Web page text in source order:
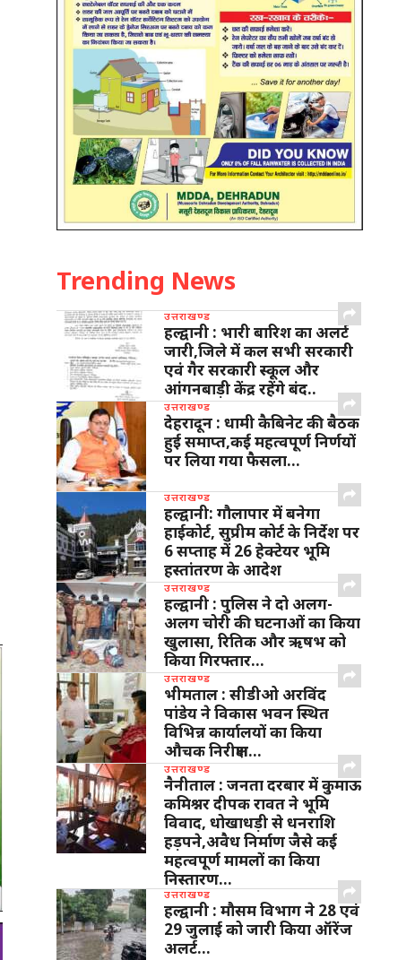
Trending News
उत्तराखण्ड
हल्द्वानी : भारी बारिश का अलर्ट
जारी,जिले में कल सभी सरकारी
एवं गैर सरकारी स्कूल और
आंगनबाड़ी केंद्र रहेंगे बंद..
उत्तराखण्ड
देहरादून : धामी कैबिनेट की बैठक
हुई समाप्त,कई महत्वपूर्ण निर्णयों
पर लिया गया फैसला…
उत्तराखण्ड
हल्द्वानी: गौलापार में बनेगा
हाईकोर्ट, सुप्रीम कोर्ट के निर्देश पर
6 सप्ताह में 26 हेक्टेयर भूमि
हस्तांतरण के आदेश
उत्तराखण्ड
हल्द्वानी : पुलिस ने दो अलग-
अलग चोरी की घटनाओं का किया
खुलासा, रितिक और ऋषभ को
किया गिरफ्तार…
उत्तराखण्ड
भीमताल : सीडीओ अरविंद
पांडेय ने विकास भवन स्थित
विभिन्न कार्यालयों का किया
औचक निरीक्षण…
उत्तराखण्ड
नैनीताल : जनता दरबार में कुमाऊ
कमिश्नर दीपक रावत ने भूमि
विवाद, धोखाधड़ी से धनराशि
हड़पने,अवैध निर्माण जैसे कई
महत्वपूर्ण मामलों का किया
निस्तारण…
उत्तराखण्ड
हल्द्वानी : मौसम विभाग ने 28 एवं
29 जुलाई को जारी किया ऑरेंज
अलर्ट…